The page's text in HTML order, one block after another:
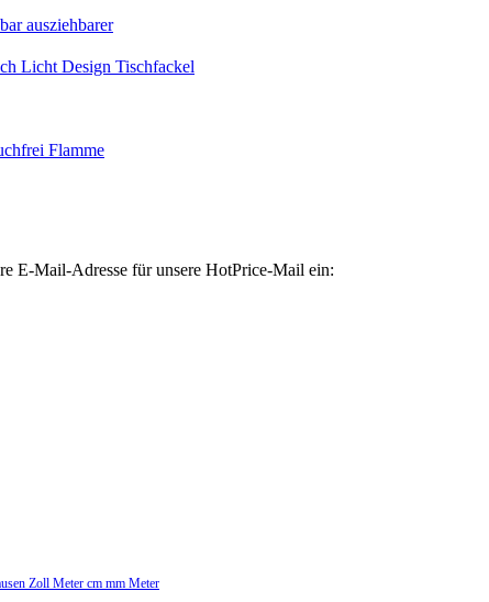
ausziehbarer
Licht Design Tischfackel
Flamme
E-Mail-Adresse für unsere HotPrice-Mail ein:
Zoll Meter cm mm Meter